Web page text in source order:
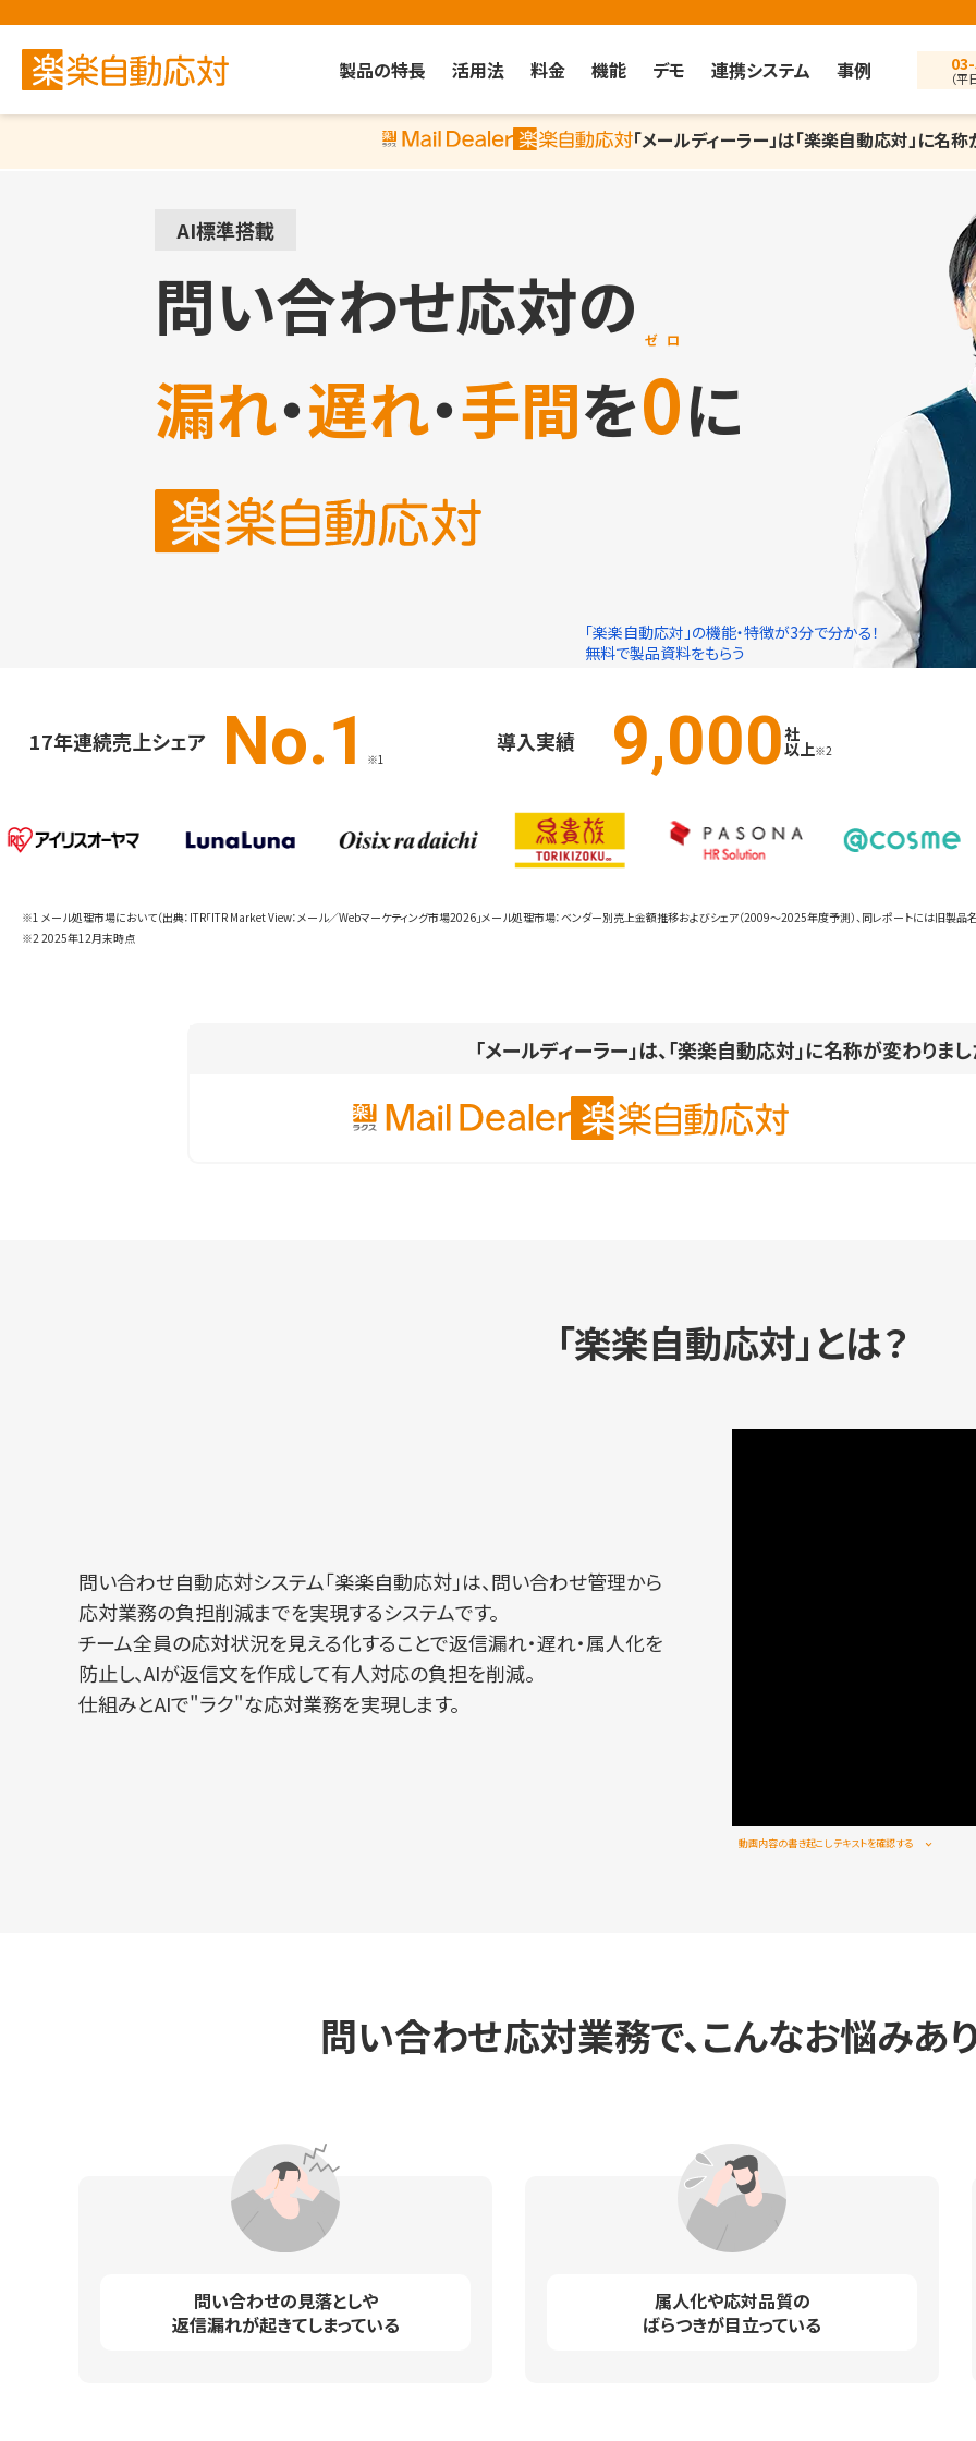
製品の特長 活用法 料金 機能 デモ 連携システム 事例 （
「メールディーラー」は「楽楽自動応対」に名
AI標準搭載
問い合わせ応対の
漏れ・遅れ・手間を0
ゼロ
に
「楽楽自動応対」の機能・特徴が3分で分かる！
無料で製品資料をもらう
17年連続売上シェア No.1 ※1
導入実績 9,000社
以上※2
※1 メール処理市場において（出典：ITR「ITR Market View：メール／Webマーケティング市場2026」メール処理市場：ベンダー別売上金額推移およびシェア（2009～2025年度予測）、同レポートには旧製品名
※2 2025年12月末時点
「メールディーラー」は、「楽楽自動応対」に名称が変わりま
「楽楽自動応対」とは？
問い合わせ自動応対システム「楽楽自動応対」は、問い合わせ管理から
応対業務の負担削減までを実現するシステムです。
チーム全員の応対状況を見える化することで返信漏れ・遅れ・属人化を
防止し、AIが返信文を作成して有人対応の負担を削減。
仕組みとAIで"ラク"な応対業務を実現します。
動画内容の書き起こしテキストを確認する
問い合わせ応対業務で、こんなお悩みあ
問い合わせの見落としや
返信漏れが起きてしまっている
属人化や応対品質の
ばらつきが目立っている